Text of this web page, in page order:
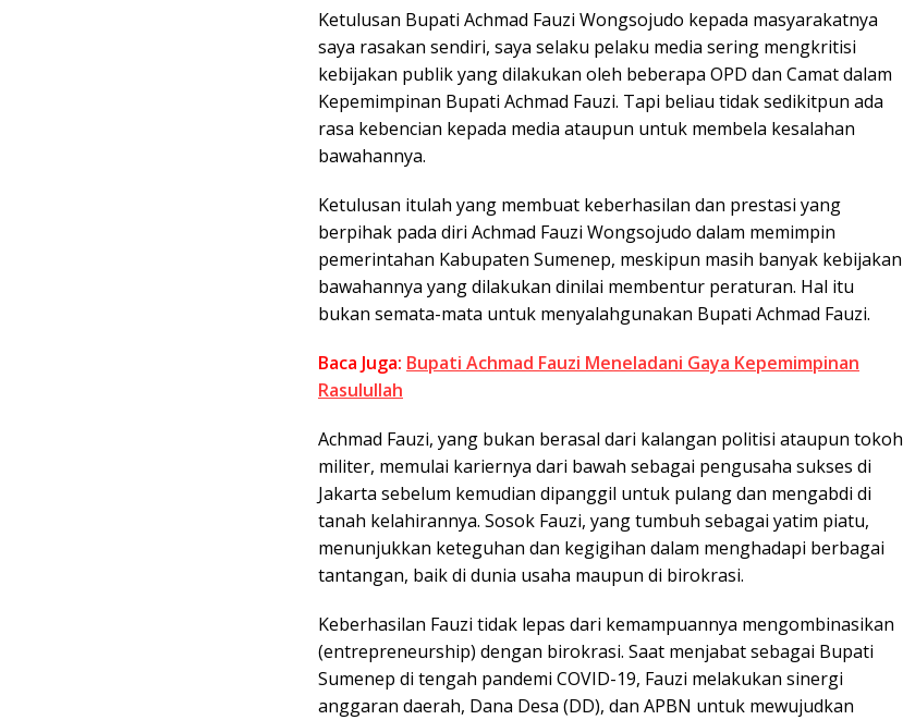
Ketulusan Bupati Achmad Fauzi Wongsojudo kepada masyarakatnya
saya rasakan sendiri, saya selaku pelaku media sering mengkritisi
kebijakan publik yang dilakukan oleh beberapa OPD dan Camat dalam
Kepemimpinan Bupati Achmad Fauzi. Tapi beliau tidak sedikitpun ada
rasa kebencian kepada media ataupun untuk membela kesalahan
bawahannya.
Ketulusan itulah yang membuat keberhasilan dan prestasi yang
berpihak pada diri Achmad Fauzi Wongsojudo dalam memimpin
pemerintahan Kabupaten Sumenep, meskipun masih banyak kebijakan
bawahannya yang dilakukan dinilai membentur peraturan. Hal itu
bukan semata-mata untuk menyalahgunakan Bupati Achmad Fauzi.
Baca Juga: Bupati Achmad Fauzi Meneladani Gaya Kepemimpinan
Rasulullah
Achmad Fauzi, yang bukan berasal dari kalangan politisi ataupun tokoh
militer, memulai kariernya dari bawah sebagai pengusaha sukses di
Jakarta sebelum kemudian dipanggil untuk pulang dan mengabdi di
tanah kelahirannya. Sosok Fauzi, yang tumbuh sebagai yatim piatu,
menunjukkan keteguhan dan kegigihan dalam menghadapi berbagai
tantangan, baik di dunia usaha maupun di birokrasi.
Keberhasilan Fauzi tidak lepas dari kemampuannya mengombinasikan
(entrepreneurship) dengan birokrasi. Saat menjabat sebagai Bupati
Sumenep di tengah pandemi COVID-19, Fauzi melakukan sinergi
anggaran daerah, Dana Desa (DD), dan APBN untuk mewujudkan